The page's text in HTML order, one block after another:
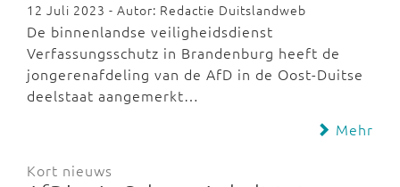
12 Juli 2023 - Autor: Redactie Duitslandweb
De binnenlandse veiligheidsdienst
Verfassungsschutz in Brandenburg heeft de
jongerenafdeling van de AfD in de Oost-Duitse
deelstaat aangemerkt…
Mehr
Kort nieuws